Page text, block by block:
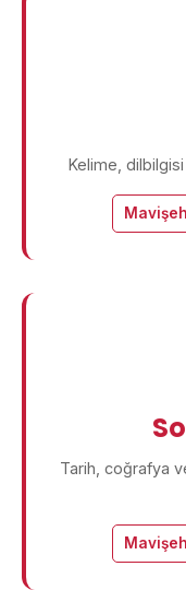
Kelime,
Tarih, coğrafya